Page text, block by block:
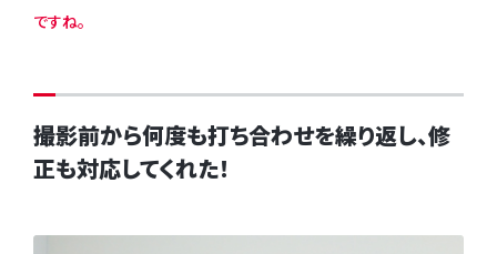
ですね。
撮影前から何度も打ち合わせを繰り返し、修
正も対応してくれた！